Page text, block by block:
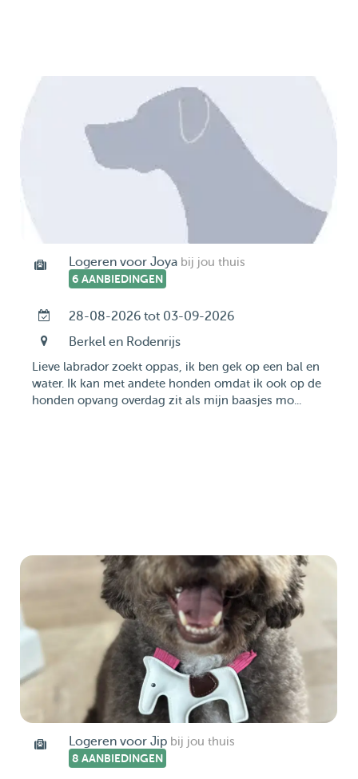
Logeren voor Joya bij jou thuis
6 AANBIEDINGEN
28-08-2026 tot 03-09-2026
Berkel en Rodenrijs
Lieve labrador zoekt oppas, ik ben gek op een bal en
water. Ik kan met andete honden omdat ik ook op de
honden opvang overdag zit als mijn baasjes mo...
Logeren voor Jip bij jou thuis
8 AANBIEDINGEN